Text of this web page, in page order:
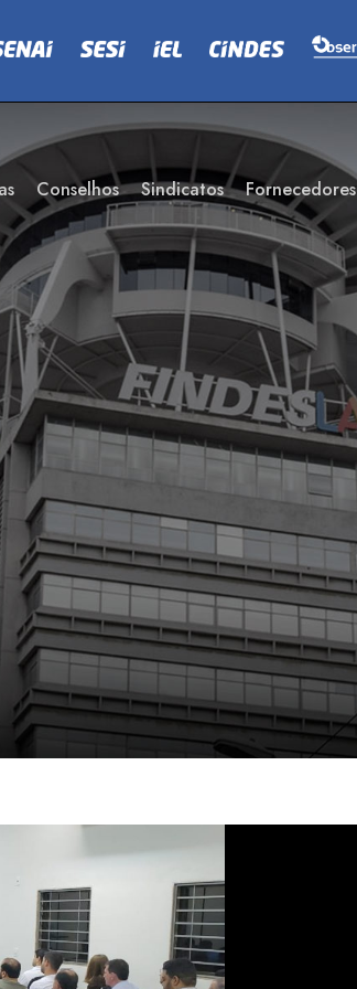
Conselhos Sindicatos Fornecedores